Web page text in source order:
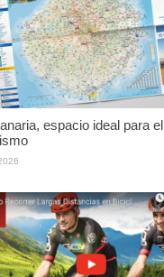
espacio ideal para el